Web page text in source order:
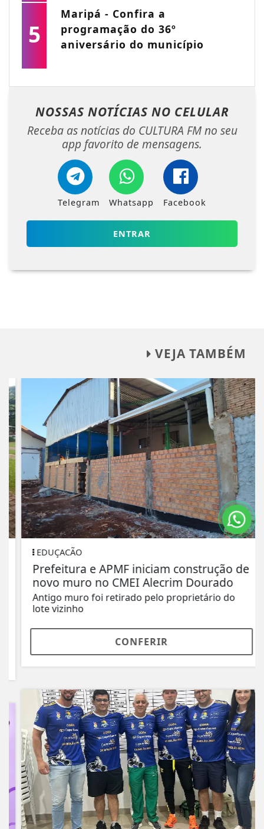
5
Maripá - Confira a
programação do 36º
aniversário do município
NOSSAS NOTÍCIAS NO CELULAR
Receba as notícias do CULTURA FM no seu
app favorito de mensagens.
Telegram Whatsapp Facebook
ENTRAR
VEJA TAMBÉM
EDUÇACÃO
Prefeitura e APMF iniciam construção de
novo muro no CMEI Alecrim Dourado
Antigo muro foi retirado pelo proprietário do
lote vizinho
CONFERIR